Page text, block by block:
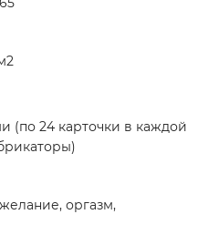
(по 24 карточки в каждой
оргазм,